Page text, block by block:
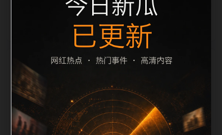
主题。后续采集时将继续执行远程图片本地化、坏图默
认图兜底、标题重复过
栏目内容归集
滤和 description 长度检查。栏目内容按每日少量新增
的方式持续扩展，每篇保留相关问题、站内推荐和清晰
的层级路径，减少用户反复返回搜索页。第35篇作为本
栏目的初始建设内容，主要用于补齐栏目深度、稳定内